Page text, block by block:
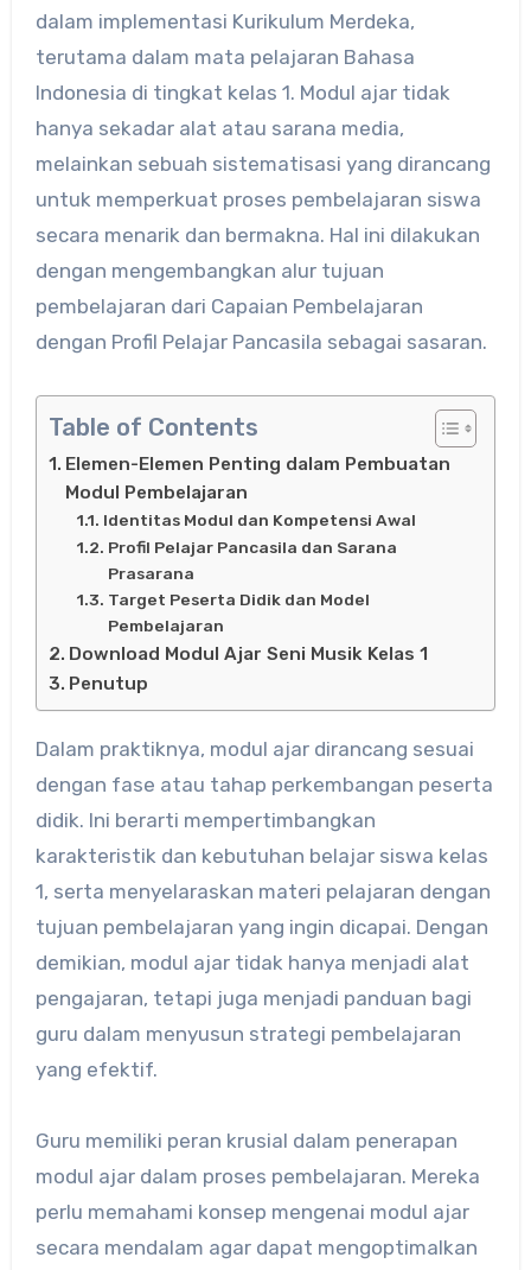
dalam implementasi Kurikulum Merdeka,
terutama dalam mata pelajaran Bahasa
Indonesia di tingkat kelas 1. Modul ajar tidak
hanya sekadar alat atau sarana media,
melainkan sebuah sistematisasi yang dirancang
untuk memperkuat proses pembelajaran siswa
secara menarik dan bermakna. Hal ini dilakukan
dengan mengembangkan alur tujuan
pembelajaran dari Capaian Pembelajaran
dengan Profil Pelajar Pancasila sebagai sasaran.
Table of Contents
Elemen-Elemen Penting dalam Pembuatan
Modul Pembelajaran
Identitas Modul dan Kompetensi Awal
Profil Pelajar Pancasila dan Sarana
Prasarana
Target Peserta Didik dan Model
Pembelajaran
Download Modul Ajar Seni Musik Kelas 1
Penutup
Dalam praktiknya, modul ajar dirancang sesuai
dengan fase atau tahap perkembangan peserta
didik. Ini berarti mempertimbangkan
karakteristik dan kebutuhan belajar siswa kelas
1, serta menyelaraskan materi pelajaran dengan
tujuan pembelajaran yang ingin dicapai. Dengan
demikian, modul ajar tidak hanya menjadi alat
pengajaran, tetapi juga menjadi panduan bagi
guru dalam menyusun strategi pembelajaran
yang efektif.
Guru memiliki peran krusial dalam penerapan
modul ajar dalam proses pembelajaran. Mereka
perlu memahami konsep mengenai modul ajar
secara mendalam agar dapat mengoptimalkan